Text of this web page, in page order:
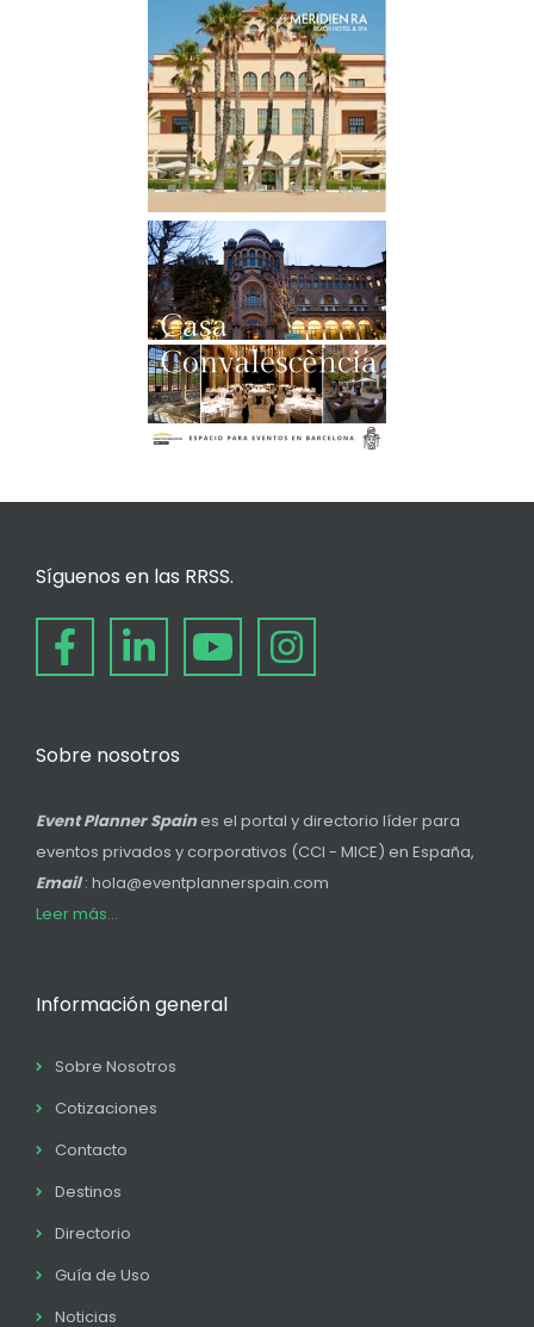
Síguenos en las RRSS.
Sobre nosotros
Event Planner Spain es el portal y directorio líder para
eventos privados y corporativos (CCI - MICE) en España,
Email: hola@eventplannerspain.com
Leer más...
Información general
Sobre Nosotros
Cotizaciones
Contacto
Destinos
Directorio
Guía de Uso
Noticias